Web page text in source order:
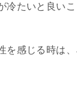
冷たいと良い
を感じる時は